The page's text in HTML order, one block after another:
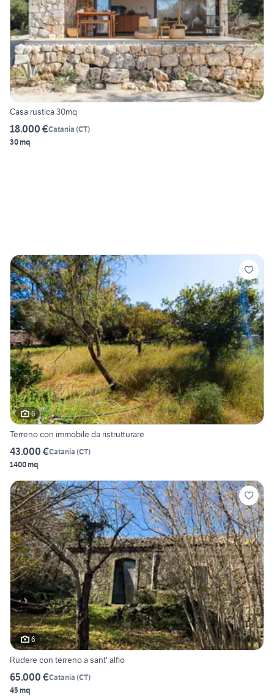
Casa rustica 30mq
18.000 €Catania (CT)
30 mq
6
Terreno con immobile da ristrutturare
43.000 €Catania (CT)
1400 mq
6
Rudere con terreno a sant' alfio
65.000 €Catania (CT)
45 mq